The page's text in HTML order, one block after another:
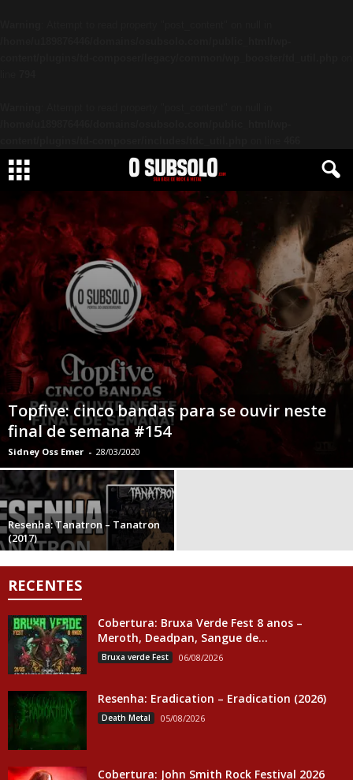
Topfive: cinco bandas para se ouvir neste
final de semana #154
Sidney Oss Emer - 28/03/2020
Resenha: Tanatron – Tanatron
(2017)
RECENTES
Cobertura: Bruxa Verde Fest 8 anos –
Meroth, Deadpan, Sangue de...
Bruxa verde Fest 06/08/2026
Resenha: Eradication – Eradication (2026)
Death Metal 05/08/2026
Cobertura: John Smith Rock Festival 2026